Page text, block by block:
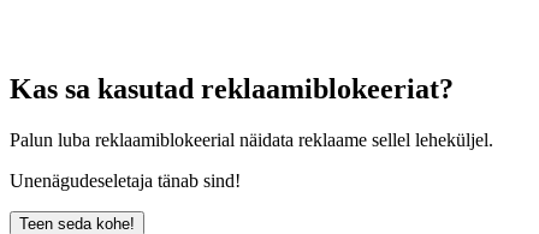
Kas sa kasutad reklaamiblokeeriat?
Palun luba reklaamiblokeerial näidata reklaame sellel leheküljel.
Unenägudeseletaja tänab sind!
Teen seda kohe!